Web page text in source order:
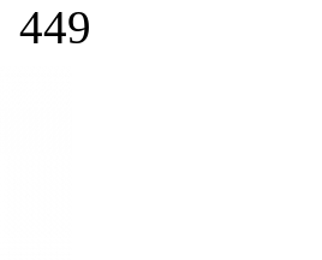
449